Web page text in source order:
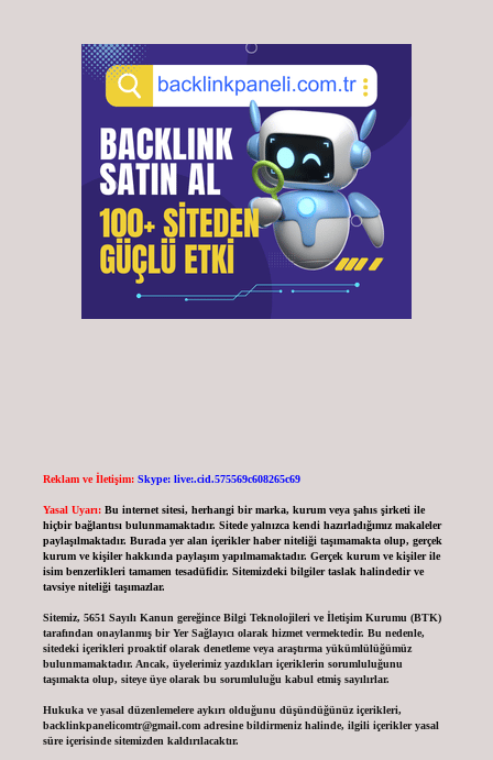
Reklam ve İletişim: Skype: live:.cid.575569c608265c69
Yasal Uyarı: Bu internet sitesi, herhangi bir marka, kurum veya şahıs şirketi ile
hiçbir bağlantısı bulunmamaktadır. Sitede yalnızca kendi hazırladığımız makaleler
paylaşılmaktadır. Burada yer alan içerikler haber niteliği taşımamakta olup, gerçek
kurum ve kişiler hakkında paylaşım yapılmamaktadır. Gerçek kurum ve kişiler ile
isim benzerlikleri tamamen tesadüfidir. Sitemizdeki bilgiler taslak halindedir ve
tavsiye niteliği taşımazlar.
Sitemiz, 5651 Sayılı Kanun gereğince Bilgi Teknolojileri ve İletişim Kurumu (BTK)
tarafından onaylanmış bir Yer Sağlayıcı olarak hizmet vermektedir. Bu nedenle,
sitedeki içerikleri proaktif olarak denetleme veya araştırma yükümlülüğümüz
bulunmamaktadır. Ancak, üyelerimiz yazdıkları içeriklerin sorumluluğunu
taşımakta olup, siteye üye olarak bu sorumluluğu kabul etmiş sayılırlar.
Hukuka ve yasal düzenlemelere aykırı olduğunu düşündüğünüz içerikleri,
backlinkpanelicomtr@gmail.comadresine bildirmeniz halinde, ilgili içerikler yasal
süre içerisinde sitemizden kaldırılacaktır.